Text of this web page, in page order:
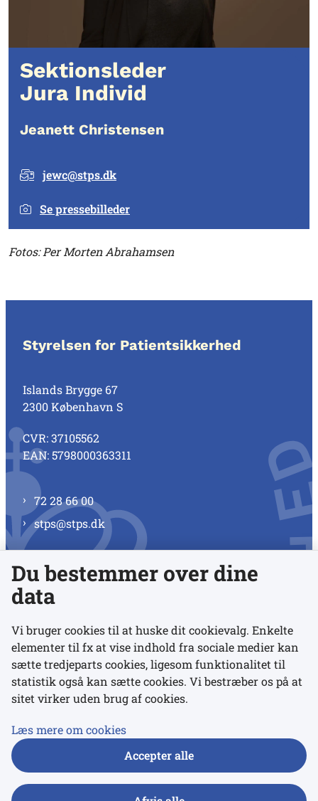
Sektionsleder
Jura Individ
Jeanett Christensen
jewc@stps.dk
Se pressebilleder
Fotos: Per Morten Abrahamsen
Styrelsen for Patientsikkerhed
Islands Brygge 67
2300 København S
CVR: 37105562
EAN: 5798000363311
72 28 66 00
stps@stps.dk
Se alle kontaktnumre
Links
Udgivelser
Tilgængelighedserklæring
Du bestemmer over dine
data
Vi bruger cookies til at huske dit cookievalg. Enkelte
elementer til fx at vise indhold fra sociale medier kan
sætte tredjeparts cookies, ligesom funktionalitet til
statistik også kan sætte cookies. Vi bestræber os på at
sitet virker uden brug af cookies.
Læs mere om cookies
Accepter alle